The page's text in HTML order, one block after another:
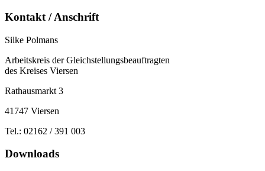
Kontakt / Anschrift
Silke Polmans
Arbeitskreis der Gleichstellungsbeauftragten
des Kreises Viersen
Rathausmarkt 3
41747 Viersen
Tel.: 02162 / 391 003
Downloads